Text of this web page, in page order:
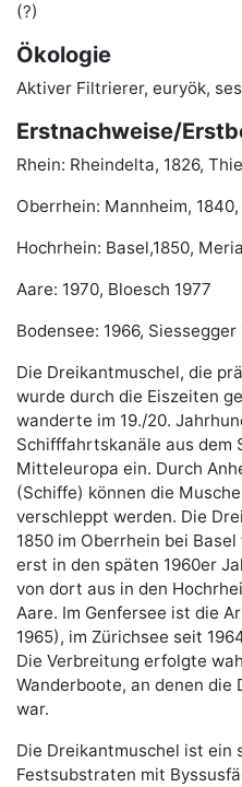
(?)
Ökologie
Aktiver Filtrierer, euryök,
Erstnachweise/
Rhein: Rheindelta, 1826,
Oberrhein: Mannheim,
Hochrhein: Basel,1850,
Aare: 1970, Bloesch 1977
Bodensee: 1966, Siessegger
Die Dreikantmuschel, die
wurde durch die Eiszeiten
wanderte im 19./20.
Schifffahrtskanäle aus dem
Mitteleuropa ein. Durch
(Schiffe) können die
verschleppt werden. Die
1850 im Oberrhein bei
erst in den späten 1960er
von dort aus in den
Aare. Im Genfersee ist die
1965), im Zürichsee seit
Die Verbreitung erfolgte
Wanderboote, an denen
war.
Die Dreikantmuschel ist ein
Festsubstraten mit